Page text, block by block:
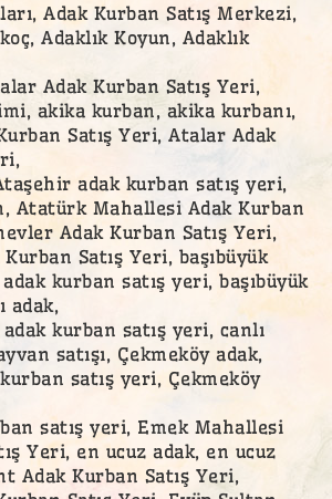
Adak Kurban Satış Merkezi,
Adaklık Koyun, Adaklık
Adak Kurban Satış Yeri,
akika kurban, akika kurbanı,
Satış Yeri, Atalar Adak
adak kurban satış yeri,
Atatürk Mahallesi Adak Kurban
Adak Kurban Satış Yeri,
Satış Yeri, başıbüyük
adak kurban satış yeri, başıbüyük
adak,
kurban satış yeri, canlı
satışı, Çekmeköy adak,
satış yeri, Çekmeköy
satış yeri, Emek Mahallesi
Yeri, en ucuz adak, en ucuz
Adak Kurban Satış Yeri,